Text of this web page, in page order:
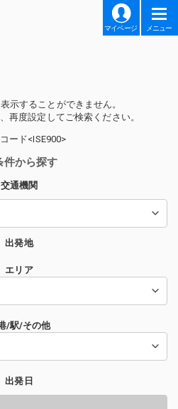
マイページ メニュー
示することができません。
再度設定してご検索ください。
ード<ISE900>
件から探す
交通機関
出発地
エリア
/駅/その他
出発日